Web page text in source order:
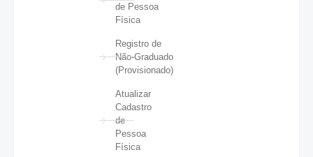
de Pessoa
Física
Registro de
Não-Graduado
(Provisionado)
Atualizar
Cadastro
de
Pessoa
Física